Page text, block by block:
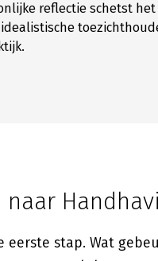
reflectie schetst
naar
eerste stap. Wat